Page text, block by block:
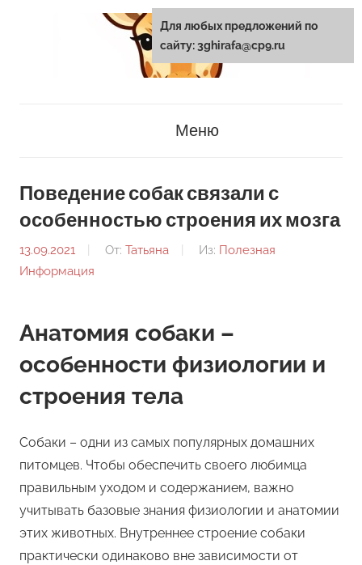
Меню
Поведение собак связали с
особенностью строения их мозга
13.09.2021 От: Татьяна Из: Полезная
Информация
Анатомия собаки –
особенности физиологии и
строения тела
Собаки – одни из самых популярных домашних
питомцев. Чтобы обеспечить своего любимца
правильным уходом и содержанием, важно
учитывать базовые знания физиологии и анатомии
этих животных. Внутреннее строение собаки
практически одинаково вне зависимости от
Для любых предложений по
сайту: 3ghirafa@cp9.ru